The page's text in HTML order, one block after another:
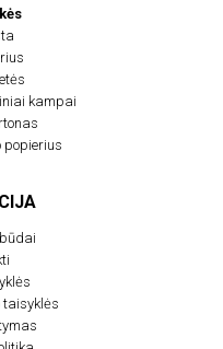
kampai
popierius
taisyklės